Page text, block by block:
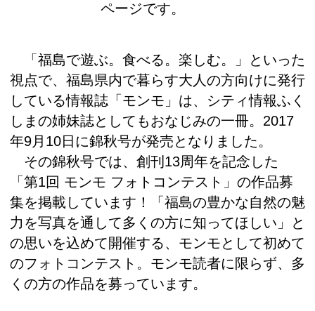
ページです。
「福島で遊ぶ。食べる。楽しむ。」といった
視点で、福島県内で暮らす大人の方向けに発行
している情報誌「モンモ」は、シティ情報ふく
しまの姉妹誌としてもおなじみの一冊。2017
年9月10日に錦秋号が発売となりました。
その錦秋号では、創刊13周年を記念した
「第1回 モンモ フォトコンテスト」の作品募
集を掲載しています！「福島の豊かな自然の魅
力を写真を通して多くの方に知ってほしい」と
の思いを込めて開催する、モンモとして初めて
のフォトコンテスト。モンモ読者に限らず、多
くの方の作品を募っています。